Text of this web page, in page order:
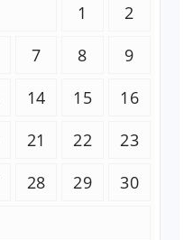
1
2
7 8
9
14 15
16
21 22
23
28 29
30